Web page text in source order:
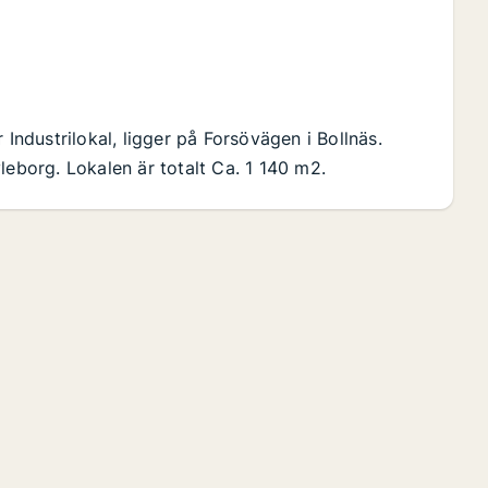
ligger på Forsövägen i Bollnäs.
Lokalen är totalt Ca. 1 140 m2.